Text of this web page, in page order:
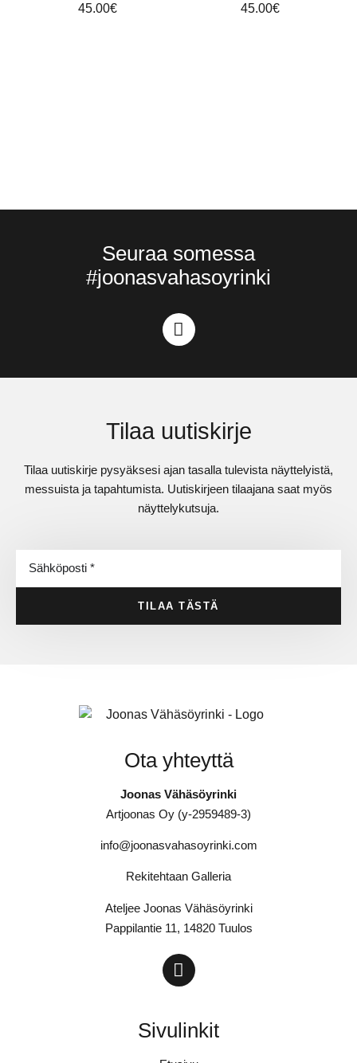
45.00€
45.00€
Seuraa somessa
#joonasvahasoyrinki
Tilaa uutiskirje
Tilaa uutiskirje pysyäksesi ajan tasalla tulevista näyttelyistä,
messuista ja tapahtumista. Uutiskirjeen tilaajana saat myös
näyttelykutsuja.
TILAA TÄSTÄ
Ota yhteyttä
Joonas Vähäsöyrinki
Artjoonas Oy (y-2959489-3)
info@joonasvahasoyrinki.com
Rekitehtaan Galleria
Ateljee Joonas Vähäsöyrinki
Pappilantie 11, 14820 Tuulos
Sivulinkit